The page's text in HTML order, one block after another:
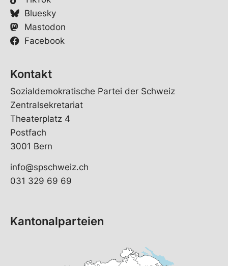
Bluesky
Mastodon
Facebook
Kontakt
Sozialdemokratische Partei der Schweiz
Zentralsekretariat
Theaterplatz 4
Postfach
3001 Bern
info@spschweiz.ch
031 329 69 69
Kantonalparteien